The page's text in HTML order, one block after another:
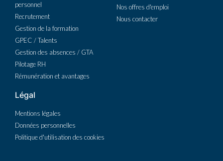
personnel
Recrutement
Gestion de la formation
GPEC / Talents
Gestion des absences / GTA
Pilotage RH
Rémunération et avantages
Nos offres d'emploi
Nous contacter
Légal
Mentions légales
Données personnelles
Politique d'utilisation des cookies